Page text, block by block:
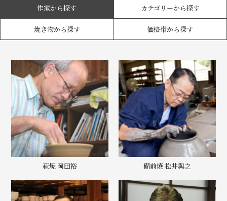
作家から探す カテゴリーから探す
焼き物から探す 価格帯から探す
萩焼 岡田裕 備前焼 松井與之